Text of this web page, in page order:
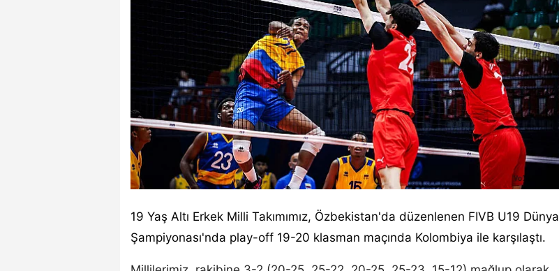
19 Yaş Altı Erkek Milli Takımımız, Özbekistan'da düzenlenen FIVB U19 Dünya
Şampiyonası'nda play-off 19-20 klasman maçında Kolombiya ile karşılaştı.